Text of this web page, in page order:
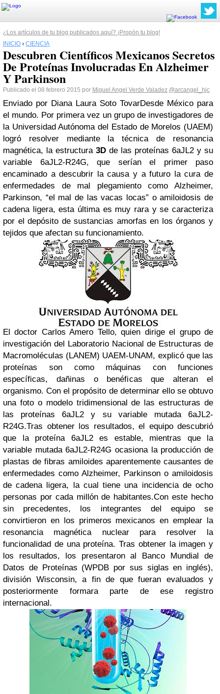
¿Los artículos de tu blog publicados aquí? ¡Propón tu blog!
INICIO › CIENCIA
Descubren Científicos Mexicanos Secretos
De Proteínas Involucradas En Alzheimer
Y Parkinson
Publicado el 08 febrero 2015 por Miguel Angel Verde Valadez @arcangel_hjc
Enviado por Diana Laura Soto TovarDesde México para
el mundo. Por primera vez un grupo de investigadores de
la Universidad Autónoma del Estado de Morelos (UAEM)
logró resolver mediante la técnica de resonancia
magnética, la estructura 3D de las proteínas 6aJL2 y su
variable 6aJL2-R24G, que serían el primer paso
encaminado a descubrir la causa y a futuro la cura de
enfermedades de mal plegamiento como Alzheimer,
Parkinson, “el mal de las vacas locas” o amiloidosis de
cadena ligera, esta última es muy rara y se caracteriza
por el depósito desustancias amorfas en los órganos y
tejidos que afectan su funcionamiento.
El doctor Carlos Amero Tello, quien dirige el grupo de
investigación del Laboratorio Nacional de Estructuras de
Macromoléculas (LANEM) UAEM-UNAM, explicó que las
proteínas son como máquinas con funciones
específicas, dañinas o benéficas que alteran el
organismo. Con el propósito de determinar ello se obtuvo
una foto o modelo tridimensional de las estructuras de
las proteínas 6aJL2 y su variable mutada 6aJL2-
R24G.Tras obtener los resultados, el equipo descubrió
que la proteína 6aJL2 es estable, mientras que la
variable mutada 6aJL2-R24G ocasiona la producción de
plastas de fibras amiloides aparentemente causantes de
enfermedades como Alzheimer, Parkinson o amiloidosis
de cadena ligera, la cual tiene una incidencia de ocho
personas por cada millón de habitantes.Con este hecho
sin precedentes, los integrantes del equipo se
convirtieron en los primeros mexicanos en emplear la
resonancia magnética nuclear para resolver la
funcionalidad de una proteína. Tras obtener la imagen y
los resultados, los presentaron al Banco Mundial de
Datos de Proteínas (WPDB por sus siglas en inglés),
división Wisconsin, a fin de que fueran evaluados y
posteriormente formara parte de ese registro
internacional.